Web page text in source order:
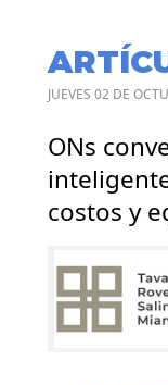
JUEVES 02 DE
ONs
costos y